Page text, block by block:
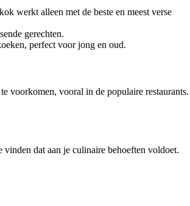
werkt alleen met de beste en meest verse
gerechten.
perfect voor jong en oud.
voorkomen, vooral in de populaire restaurants.
dat aan je culinaire behoeften voldoet.